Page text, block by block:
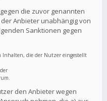
die zuvor genannten
der Anbieter unabhängig von
Sanktionen gegen
Inhalten, die der Nutzer eingestellt
den Anbieter wegen